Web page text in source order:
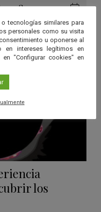
2028
Gérgal,Granada,
en
los
tecnologías similares para
personales como su visita
u oponerse al
en intereses legítimos en
"Configurar cookies" en